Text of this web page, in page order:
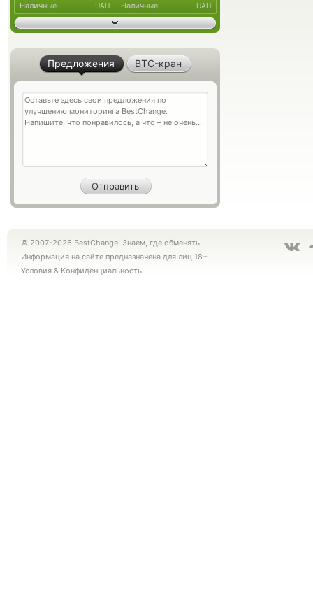
Наличные UAH Наличные UAH
Предложения BTC-кран
© 2007-2026 BestChange. Знаем, где обменять!
Информация на сайте предназначена для лиц 18+
Условия & Конфиденциальность